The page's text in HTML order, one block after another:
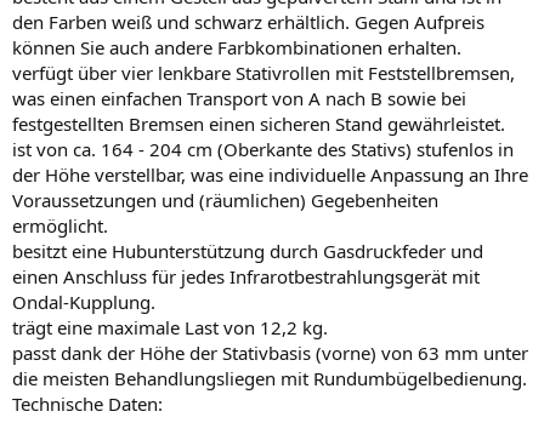
den Farben weiß und schwarz erhältlich. Gegen Aufpreis
können Sie auch andere Farbkombinationen erhalten.
verfügt über vier lenkbare Stativrollen mit Feststellbremsen,
was einen einfachen Transport von A nach B sowie bei
festgestellten Bremsen einen sicheren Stand gewährleistet.
ist von ca. 164 - 204 cm (Oberkante des Stativs) stufenlos in
der Höhe verstellbar, was eine individuelle Anpassung an Ihre
Voraussetzungen und (räumlichen) Gegebenheiten
ermöglicht.
besitzt eine Hubunterstützung durch Gasdruckfeder und
einen Anschluss für jedes Infrarotbestrahlungsgerät mit
Ondal-Kupplung.
trägt eine maximale Last von 12,2 kg.
passt dank der Höhe der Stativbasis (vorne) von 63 mm unter
die meisten Behandlungsliegen mit Rundumbügelbedienung.
Technische Daten: